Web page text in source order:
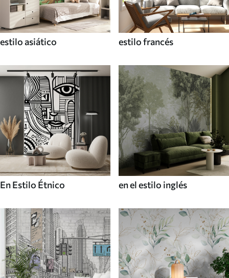
estilo asiático estilo francés
En Estilo Étnico en el estilo inglés